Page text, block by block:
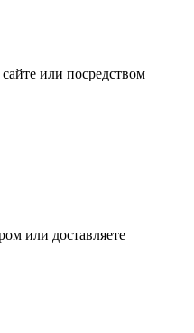
или посредством
или доставляете